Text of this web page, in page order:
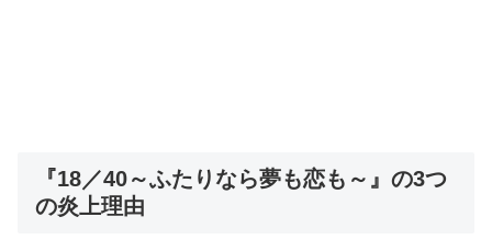
『18／40～ふたりなら夢も恋も～』の3つ
の炎上理由